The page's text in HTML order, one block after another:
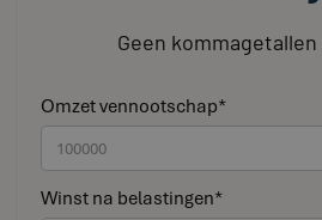
Geen
Omzet vennootschap*
Winst na belastingen*